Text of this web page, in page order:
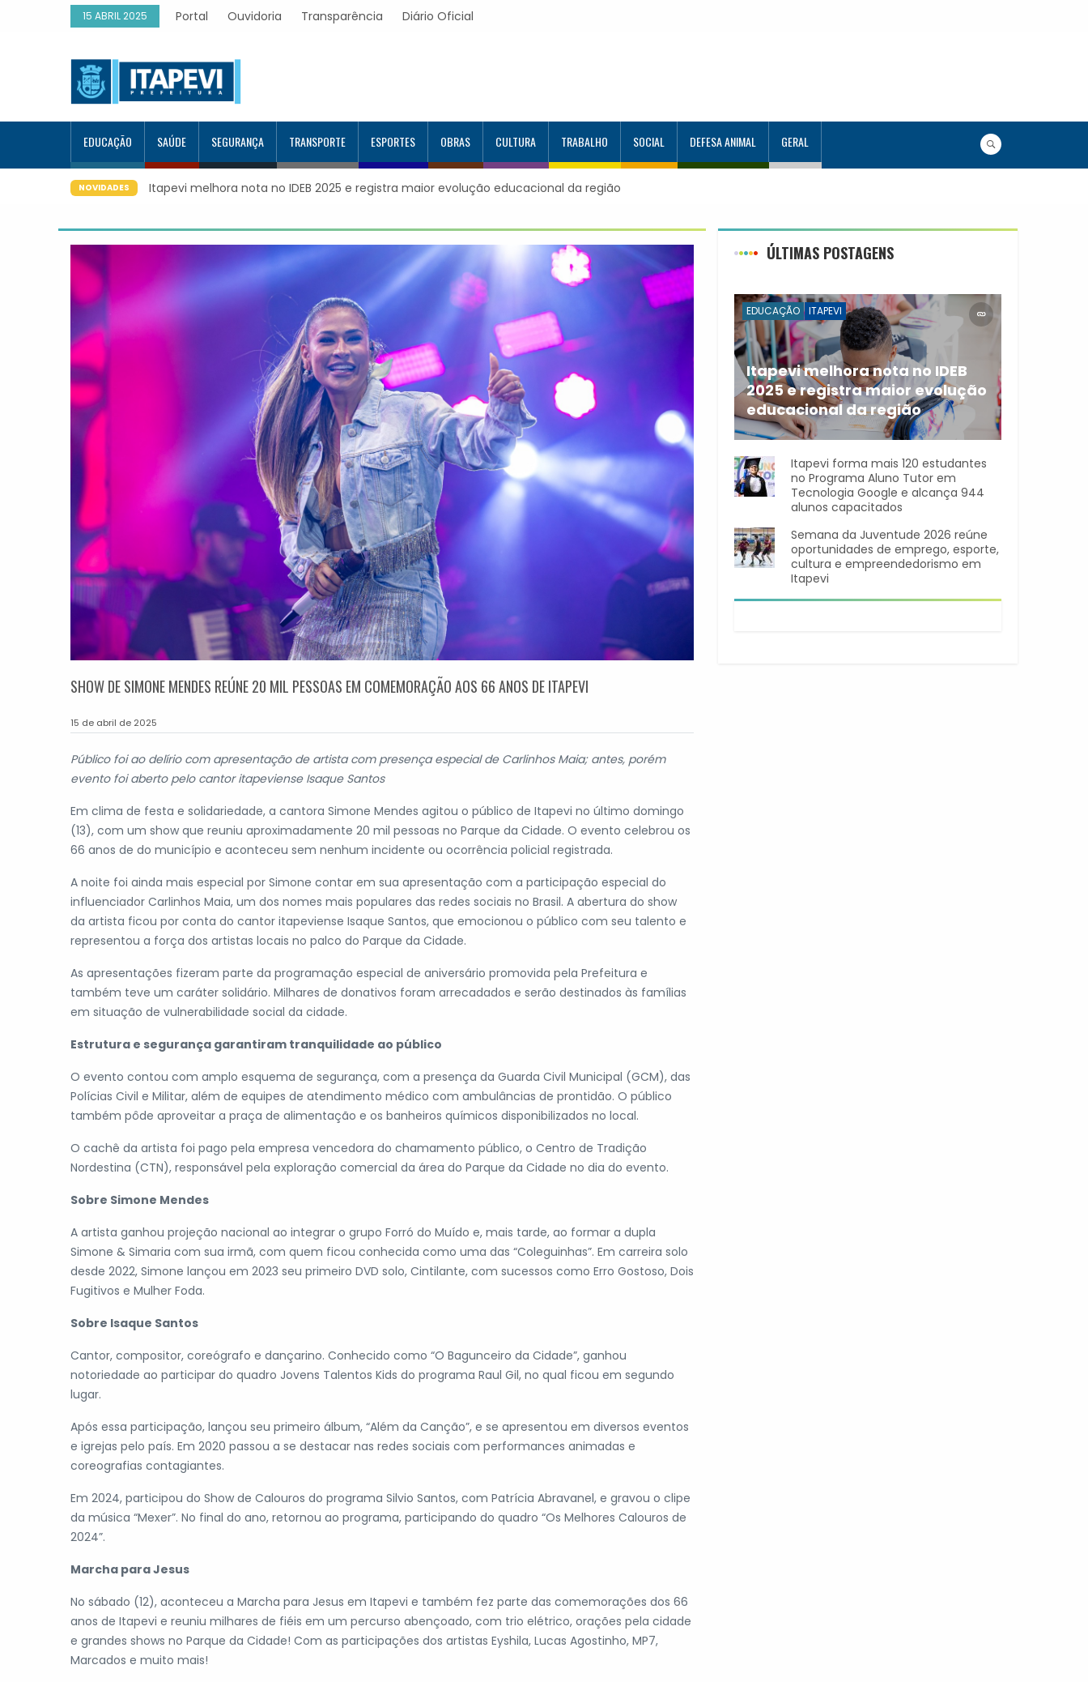
15 ABRIL 2025 Portal Ouvidoria Transparência Diário Oficial
EDUCAÇÃO SAÚDE SEGURANÇA TRANSPORTE ESPORTES OBRAS CULTURA TRABALHO SOCIAL DEFESA ANIMAL GERAL
NOVIDADES
educacional da regiãoItapevi forma mais 120 estudantes no Programa Aluno Tutor em Tecnologia
SHOW DE SIMONE MENDES REÚNE 20 MIL PESSOAS EM COMEMORAÇÃO AOS 66 ANOS DE ITAPEVI
15 de abril de 2025
Público foi ao delírio com apresentação de artista com presença especial de Carlinhos Maia; antes, porém
evento foi aberto pelo cantor itapeviense Isaque Santos
Em clima de festa e solidariedade, a cantora Simone Mendes agitou o público de Itapevi no último domingo
(13), com um show que reuniu aproximadamente 20 mil pessoas no Parque da Cidade. O evento celebrou os
66 anos de do município e aconteceu sem nenhum incidente ou ocorrência policial registrada.
A noite foi ainda mais especial por Simone contar em sua apresentação com a participação especial do
influenciador Carlinhos Maia, um dos nomes mais populares das redes sociais no Brasil. A abertura do show
da artista ficou por conta do cantor itapeviense Isaque Santos, que emocionou o público com seu talento e
representou a força dos artistas locais no palco do Parque da Cidade.
As apresentações fizeram parte da programação especial de aniversário promovida pela Prefeitura e
também teve um caráter solidário. Milhares de donativos foram arrecadados e serão destinados às famílias
em situação de vulnerabilidade social da cidade.
Estrutura e segurança garantiram tranquilidade ao público
O evento contou com amplo esquema de segurança, com a presença da Guarda Civil Municipal (GCM), das
Polícias Civil e Militar, além de equipes de atendimento médico com ambulâncias de prontidão. O público
também pôde aproveitar a praça de alimentação e os banheiros químicos disponibilizados no local.
O cachê da artista foi pago pela empresa vencedora do chamamento público, o Centro de Tradição
Nordestina (CTN), responsável pela exploração comercial da área do Parque da Cidade no dia do evento.
Sobre Simone Mendes
A artista ganhou projeção nacional ao integrar o grupo Forró do Muído e, mais tarde, ao formar a dupla
Simone & Simaria com sua irmã, com quem ficou conhecida como uma das “Coleguinhas”. Em carreira solo
desde 2022, Simone lançou em 2023 seu primeiro DVD solo, Cintilante, com sucessos como Erro Gostoso, Dois
Fugitivos e Mulher Foda.
Sobre Isaque Santos
​Cantor, compositor, coreógrafo e dançarino. Conhecido como “O Bagunceiro da Cidade”, ganhou
notoriedade ao participar do quadro Jovens Talentos Kids do programa Raul Gil, no qual ficou em segundo
lugar.
Após essa participação, lançou seu primeiro álbum, “Além da Canção”, e se apresentou em diversos eventos
e igrejas pelo país. Em 2020 passou a se destacar nas redes sociais com performances animadas e
coreografias contagiantes.
Em 2024, participou do Show de Calouros do programa Silvio Santos, com Patrícia Abravanel, e gravou o clipe
da música “Mexer”. No final do ano, retornou ao programa, participando do quadro “Os Melhores Calouros de
2024”. ​
Marcha para Jesus
No sábado (12), aconteceu a Marcha para Jesus em Itapevi e também fez parte das comemorações dos 66
anos de Itapevi e reuniu milhares de fiéis em um percurso abençoado, com trio elétrico, orações pela cidade
e grandes shows no Parque da Cidade! Com as participações dos artistas Eyshila, Lucas Agostinho, MP7,
Marcados e muito mais!
ÚLTIMAS POSTAGENS
EDUCAÇÃO ITAPEVI
Itapevi melhora nota no IDEB
2025 e registra maior evolução
educacional da região
A rede municipal de ensino
Itapevi forma mais 120 estudantes
no Programa Aluno Tutor em
Tecnologia Google e alcança 944
alunos capacitados
Semana da Juventude 2026 reúne
oportunidades de emprego, esporte,
cultura e empreendedorismo em
Itapevi